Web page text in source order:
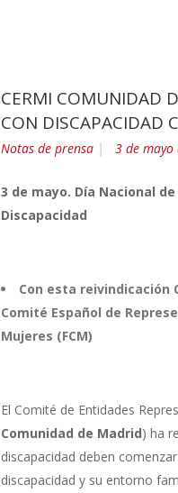
CERMI COMUNIDAD
CON DISCAPACIDAD
Notas de prensa 3 de mayo
3 de mayo. Día Nacional
Discapacidad
Con esta reivindicación
Comité Español de
Mujeres (FCM)
El Comité de Entidades
Comunidad de Madrid) ha
discapacidad deben
discapacidad y su entorno